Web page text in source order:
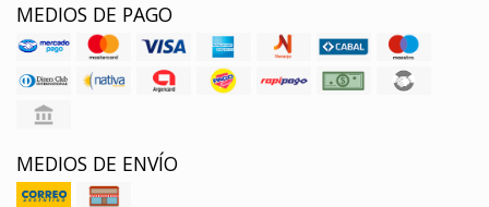
MEDIOS DE PAGO
MEDIOS DE ENVÍO